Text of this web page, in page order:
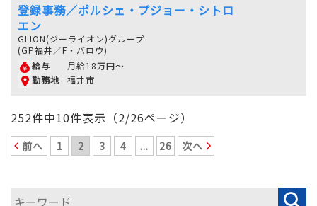
登録事務／ポルシェ・プジョー・シトロ
エン
GLION(ジーライオン)グループ
(GP福井／F・バロウ)
給与
月給18万円～
勤務地
福井市
252件中10件表示（2/26ページ）
前へ 1 2 3 4 ... 26 次へ